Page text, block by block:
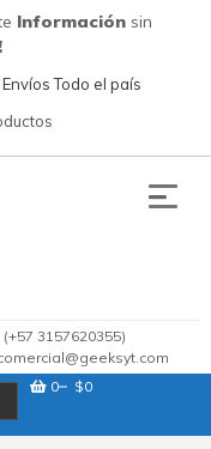
Información sin
Envíos Todo el país
3157620355)
0
$0